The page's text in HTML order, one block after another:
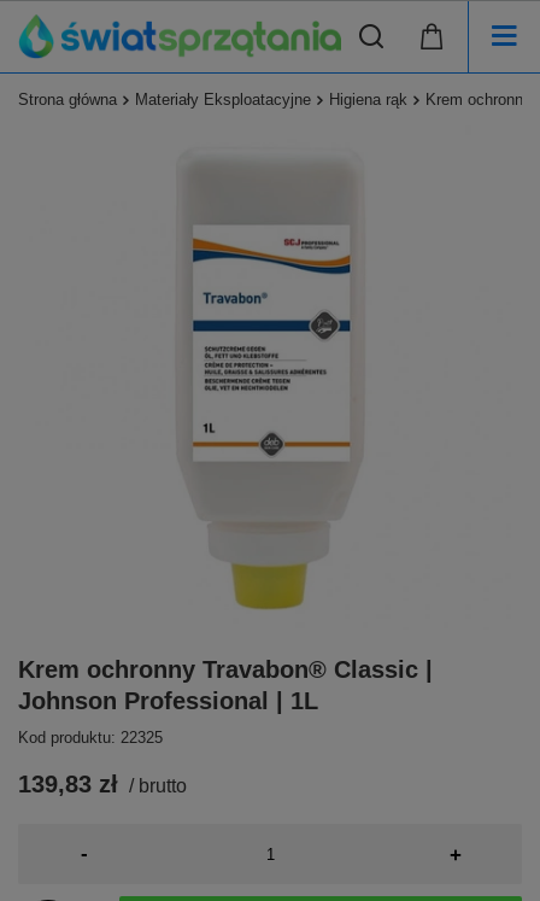
Strona główna Materiały Eksploatacyjne Higiena rąk Krem
Krem ochronny Travabon® Classic |
Johnson Professional | 1L
Kod produktu: 22325
139,83 zł / brutto
- +